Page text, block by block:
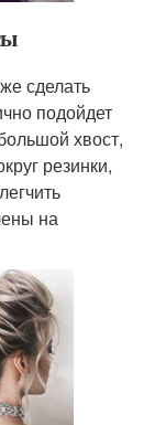
сделать
подойдет
хвост,
резинки,
на